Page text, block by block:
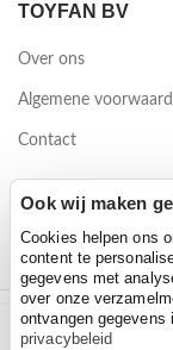
Trybike Steel Vintage
TOYFAN BV
Over ons
Algemene
Contact
Ook wij maken
Cookies helpen ons
content te
gegevens met
over onze
ontvangen gegevens
privacybeleid